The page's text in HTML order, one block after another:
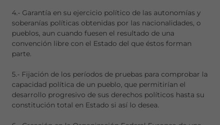
4.- Garantía en su ejercicio político de las autonomías y
soberanías políticas obtenidas por las nacionalidades, o
pueblos, aun cuando fuesen el resultado de una
convención libre con el Estado del que éstos forman
parte.
5.- Fijación de los períodos de pruebas para comprobar la
capacidad política de un pueblo, que permitirían el
desarrollo progresivo de sus derechos políticos hasta su
constitución total en Estado si así lo desea.